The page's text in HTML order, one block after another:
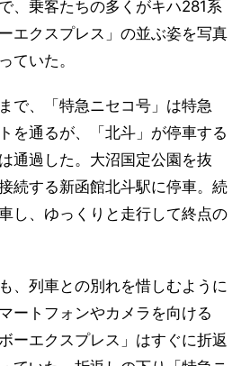
、乗客たちの多くがキハ281系
エクスプレス」の並ぶ姿を写真
ていた。
で、「特急ニセコ号」は特急
を通るが、「北斗」が停車する
通過した。大沼国定公園を抜
続する新函館北斗駅に停車。続
し、ゆっくりと走行して終点の
、列車との別れを惜しむように
ートフォンやカメラを向ける
ーエクスプレス」はすぐに折返